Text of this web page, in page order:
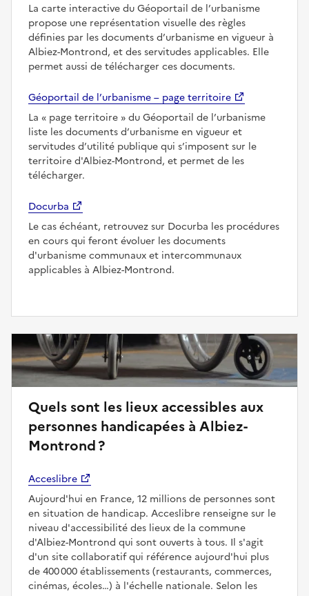
La carte interactive du Géoportail de l’urbanisme
propose une représentation visuelle des règles
définies par les documents d’urbanisme en vigueur à
Albiez-Montrond, et des servitudes applicables. Elle
permet aussi de télécharger ces documents.
Géoportail de l’urbanisme – page territoire
La
page territoire
du Géoportail de l’urbanisme
liste les documents d’urbanisme en vigueur et
servitudes d’utilité publique qui s’imposent sur le
territoire d'Albiez-Montrond, et permet de les
télécharger.
Docurba
Le cas échéant, retrouvez sur Docurba les procédures
en cours qui feront évoluer les documents
d'urbanisme communaux et intercommunaux
applicables à Albiez-Montrond.
Quels sont les lieux accessibles aux
personnes handicapées à Albiez-
Montrond ?
Acceslibre
Aujourd'hui en France, 12 millions de personnes sont
en situation de handicap. Acceslibre renseigne sur le
niveau d'accessibilité des lieux de la commune
d'Albiez-Montrond qui sont ouverts à tous. Il s'agit
d'un site collaboratif qui référence aujourd'hui plus
de 400 000 établissements (restaurants, commerces,
cinémas, écoles…) à l'échelle nationale. Selon les